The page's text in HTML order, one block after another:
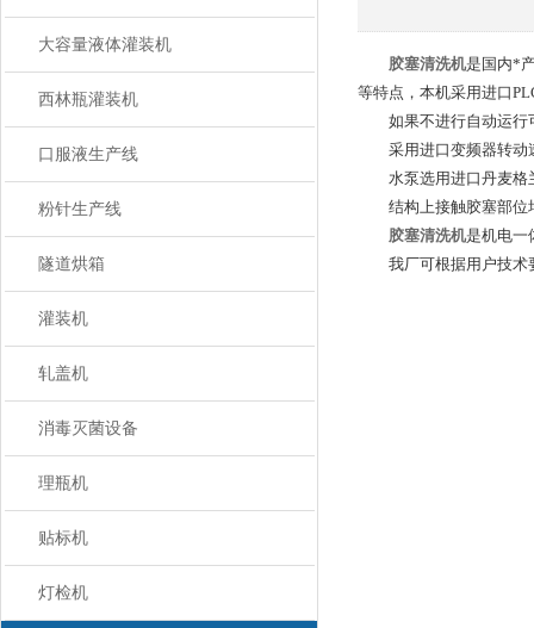
大容量液体灌装机
西林瓶灌装机
口服液生产线
粉针生产线
隧道烘箱
灌装机
轧盖机
消毒灭菌设备
理瓶机
贴标机
灯检机
胶塞清洗机是国内*
等特点，本机采用进口
如果不进行自动运行可
采用进口变频器转动
水泵选用进口丹麦格
结构上接触胶塞部位均
胶塞清洗机是机电一
我厂可根据用户技术